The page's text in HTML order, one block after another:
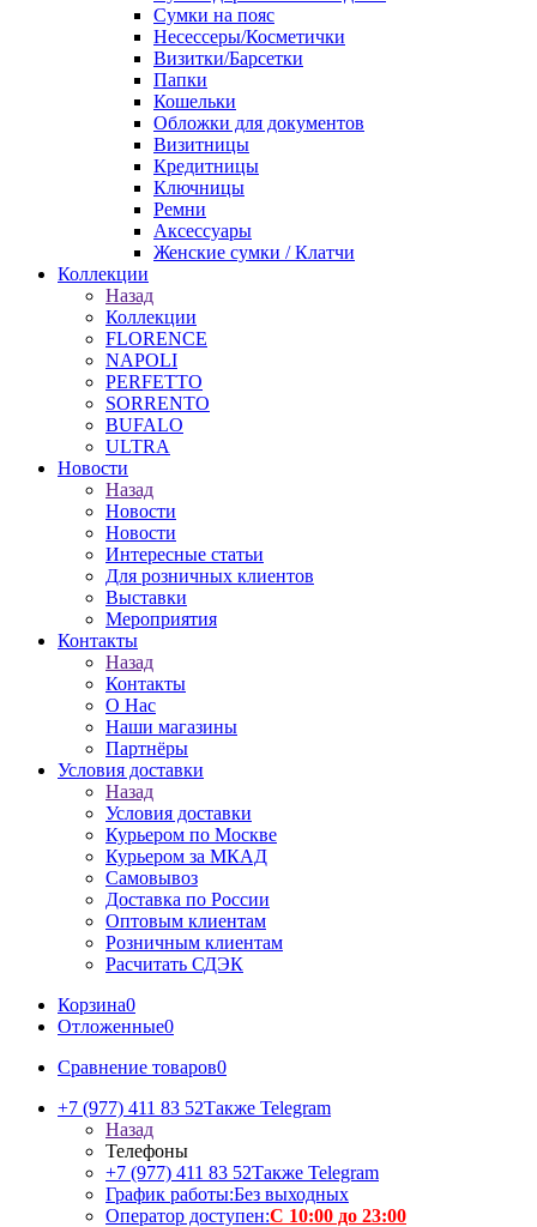
Сумки на пояс
Несессеры/Косметички
Визитки/Барсетки
Папки
Кошельки
Обложки для документов
Визитницы
Кредитницы
Ключницы
Ремни
Аксессуары
Женские сумки / Клатчи
Коллекции
Назад
Коллекции
FLORENCE
NAPOLI
PERFETTO
SORRENTO
BUFALO
ULTRA
Новости
Назад
Новости
Новости
Интересные статьи
Для розничных клиентов
Выставки
Мероприятия
Контакты
Назад
Контакты
О Нас
Наши магазины
Партнёры
Условия доставки
Назад
Условия доставки
Курьером по Москве
Курьером за МКАД
Самовывоз
Доставка по России
Оптовым клиентам
Розничным клиентам
Расчитать СДЭК
Корзина0
Отложенные0
Сравнение товаров0
+7 (977) 411 83 52Также Telegram
Назад
Телефоны
+7 (977) 411 83 52Также Telegram
График работы:Без выходных
Оператор доступен:С 10:00 до 23:00